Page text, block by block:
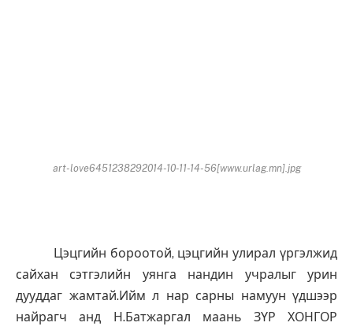
art-love6451238292014-10-11-14-56[www.urlag.mn].jpg
Цэцгийн бороотой, цэцгийн улирал үргэлжид
сайхан сэтгэлийн уянга нандин учралыг урин
дууддаг жамтай.Ийм л нар сарны намуун үдшээр
найрагч анд Н.Батжаргал маань ЗҮР ХОНГОР